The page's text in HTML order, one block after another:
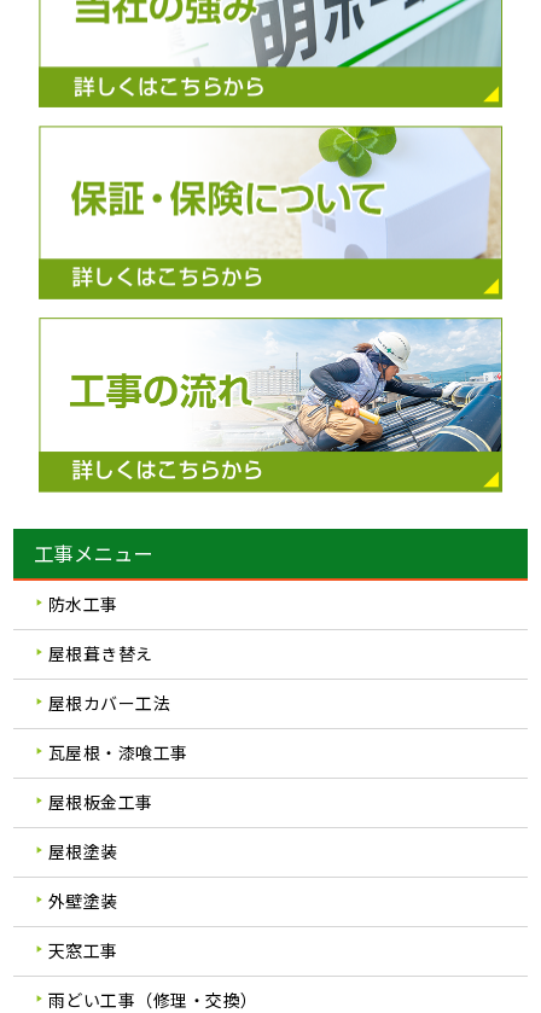
工事メニュー
防水工事
屋根葺き替え
屋根カバー工法
瓦屋根・漆喰工事
屋根板金工事
屋根塗装
外壁塗装
天窓工事
雨どい工事（修理・交換）